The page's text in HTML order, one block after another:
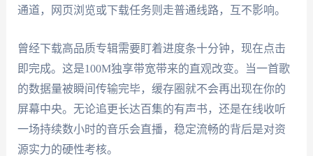
通道，网页浏览或下载任务则走普通线路，互不影响。
曾经下载高品质专辑需要盯着进度条十分钟，现在点击
即完成。这是100M独享带宽带来的直观改变。当一首歌
的数据量被瞬间传输完毕，缓存圈就不会再出现在你的
屏幕中央。无论追更长达百集的有声书，还是在线收听
一场持续数小时的音乐会直播，稳定流畅的背后是对资
源实力的硬性考核。